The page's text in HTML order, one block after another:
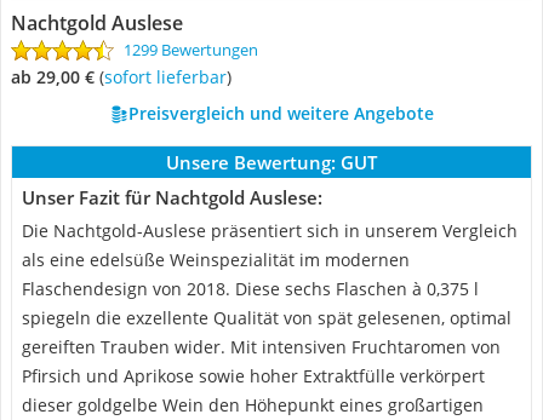
Nachtgold Auslese
1299 Bewertungen
ab 29,00 € ( Sofort lieferbar)
Preisvergleich und weitere Angebote
Unsere Bewertung: GUT
Unser Fazit für Nachtgold Auslese:
Die Nachtgold-Auslese präsentiert sich in unserem Vergleich
als eine edelsüße Weinspezialität im modernen
Flaschendesign von 2018. Diese sechs Flaschen à 0,375 l
spiegeln die exzellente Qualität von spät gelesenen, optimal
gereiften Trauben wider. Mit intensiven Fruchtaromen von
Pfirsich und Aprikose sowie hoher Extraktfülle verkörpert
dieser goldgelbe Wein den Höhepunkt eines großartigen